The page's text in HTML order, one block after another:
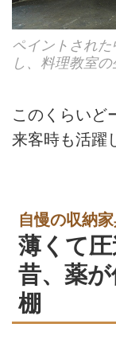
ペイントされ
し、料理教室
このくらいど
来客時も活躍
自慢の収納
薄くて
昔、薬
棚